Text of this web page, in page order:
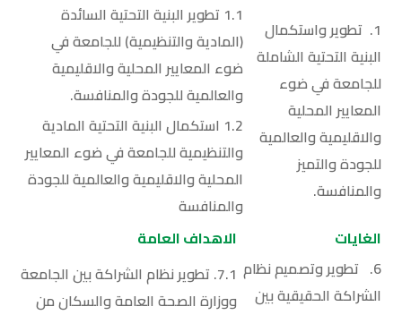
1. تطوير واستكمال
البنية التحتية الشاملة
للجامعة في ضوء
المعايير المحلية
والاقليمية والعالمية
للجودة والتميز
والمنافسة.
1.1 تطوير البنية التحتية السائدة
(المادية والتنظيمية) للجامعة في
ضوء المعايير المحلية والاقليمية
والعالمية للجودة والمنافسة.
1.2 استكمال البنية التحتية المادية
والتنظيمية للجامعة في ضوء المعايير
المحلية والاقليمية والعالمية للجودة
والمنافسة
الغايات
الاهداف العامة
6. تطوير وتصميم نظام
الشراكة الحقيقية بين
7.1. تطوير نظام الشراكة بين الجامعة
ووزارة الصحة العامة والسكان من